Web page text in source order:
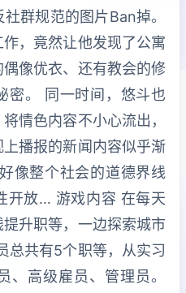
群规范的图片Ban掉。
，竟然让他发现了公寓
像优衣、还有教会的修
密。 同一时间，悠斗也
情色内容不小心流出，
播报的新闻内容似乎渐
像整个社会的道德界线
开放… 游戏内容 在每天
升职等，一边探索城市
总共有5个职等，从实习
、高级雇员、管理员。